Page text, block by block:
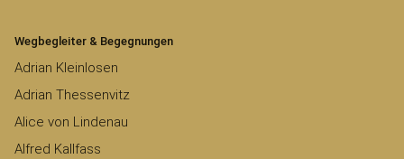
Wegbegleiter & Begegnungen
Adrian Kleinlosen
Adrian Thessenvitz
Alice von Lindenau
Alfred Kallfass